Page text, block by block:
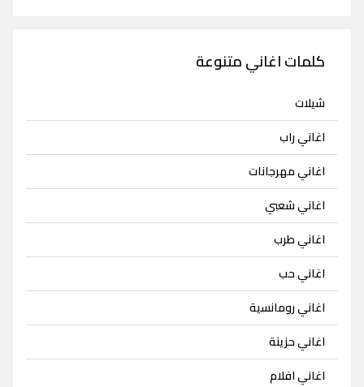
كلمات اغاني متنوعة
شيلات
اغاني راب
اغاني مهرجانات
اغاني شعبي
اغاني طرب
اغاني حب
اغاني رومانسية
اغاني حزينة
اغاني افلام